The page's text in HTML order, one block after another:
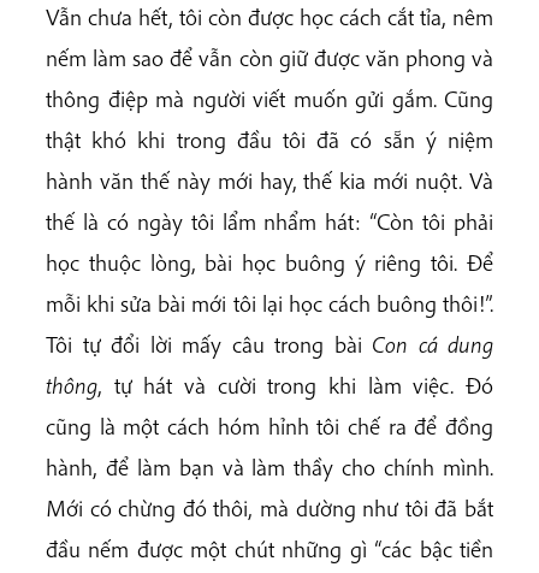
Vẫn chưa hết, tôi còn được học cách cắt tỉa, nêm
nếm làm sao để vẫn còn giữ được văn phong và
thông điệp mà người viết muốn gửi gắm. Cũng
thật khó khi trong đầu tôi đã có sẵn ý niệm
hành văn thế này mới hay, thế kia mới nuột. Và
thế là có ngày tôi lẩm nhẩm hát: “Còn tôi phải
học thuộc lòng, bài học buông ý riêng tôi. Để
mỗi khi sửa bài mới tôi lại học cách buông thôi!”.
Tôi tự đổi lời mấy câu trong bài Con cá dung
thông, tự hát và cười trong khi làm việc. Đó
cũng là một cách hóm hỉnh tôi chế ra để đồng
hành, để làm bạn và làm thầy cho chính mình.
Mới có chừng đó thôi, mà dường như tôi đã bắt
đầu nếm được một chút những gì “các bậc tiền